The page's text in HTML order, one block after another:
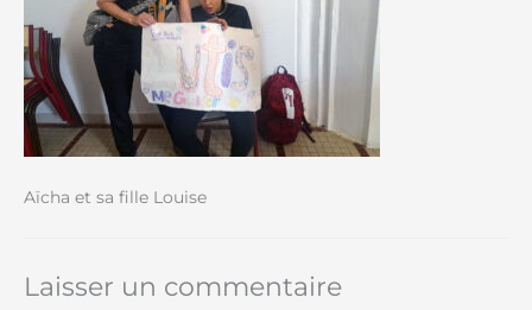
Aïcha et sa fille Louise
Laisser un commentaire